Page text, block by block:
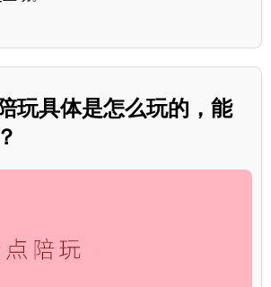
玩具体是怎么玩的，能